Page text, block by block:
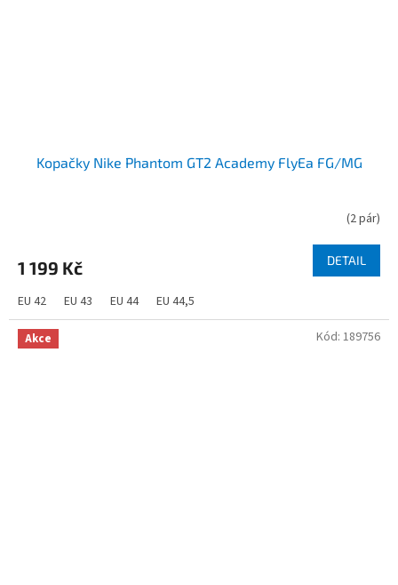
Kopačky Nike Phantom GT2 Academy FlyEa FG/MG
(2 pár)
1 199 Kč DETAIL
EU 42 EU 43 EU 44 EU 44,5
Akce Kód: 189756